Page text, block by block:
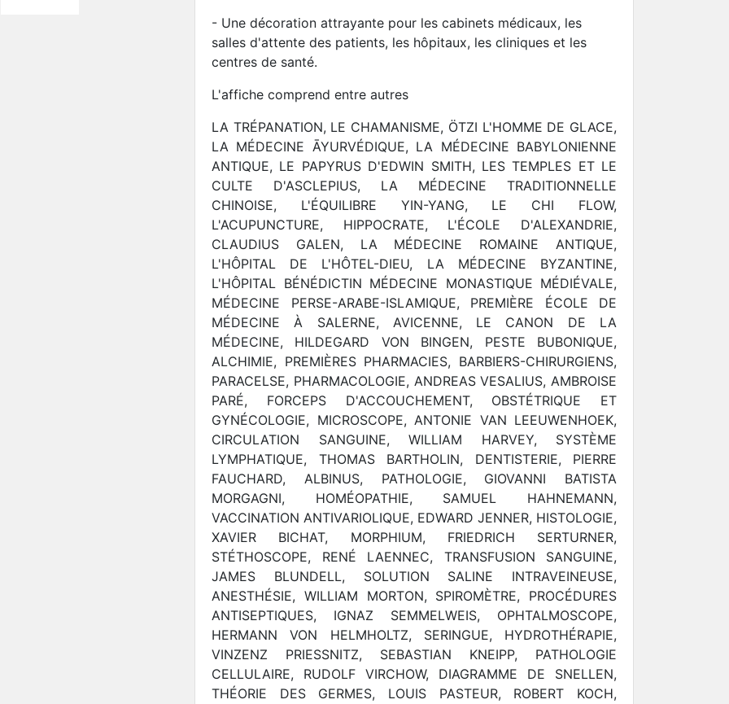
- Une décoration attrayante pour les cabinets médicaux, les
salles d'attente des patients, les hôpitaux, les cliniques et les
centres de santé.
L'affiche comprend entre autres
LA TRÉPANATION, LE CHAMANISME, ÖTZI L'HOMME DE GLACE,
LA MÉDECINE ĀYURVÉDIQUE, LA MÉDECINE BABYLONIENNE
ANTIQUE, LE PAPYRUS D'EDWIN SMITH, LES TEMPLES ET LE
CULTE D'ASCLEPIUS, LA MÉDECINE TRADITIONNELLE
CHINOISE, L'ÉQUILIBRE YIN-YANG, LE CHI FLOW,
L'ACUPUNCTURE, HIPPOCRATE, L'ÉCOLE D'ALEXANDRIE,
CLAUDIUS GALEN, LA MÉDECINE ROMAINE ANTIQUE,
L'HÔPITAL DE L'HÔTEL-DIEU, LA MÉDECINE BYZANTINE,
L'HÔPITAL BÉNÉDICTIN MÉDECINE MONASTIQUE MÉDIÉVALE,
MÉDECINE PERSE-ARABE-ISLAMIQUE, PREMIÈRE ÉCOLE DE
MÉDECINE À SALERNE, AVICENNE, LE CANON DE LA
MÉDECINE, HILDEGARD VON BINGEN, PESTE BUBONIQUE,
ALCHIMIE, PREMIÈRES PHARMACIES, BARBIERS-CHIRURGIENS,
PARACELSE, PHARMACOLOGIE, ANDREAS VESALIUS, AMBROISE
PARÉ, FORCEPS D'ACCOUCHEMENT, OBSTÉTRIQUE ET
GYNÉCOLOGIE, MICROSCOPE, ANTONIE VAN LEEUWENHOEK,
CIRCULATION SANGUINE, WILLIAM HARVEY, SYSTÈME
LYMPHATIQUE, THOMAS BARTHOLIN, DENTISTERIE, PIERRE
FAUCHARD, ALBINUS, PATHOLOGIE, GIOVANNI BATISTA
MORGAGNI, HOMÉOPATHIE, SAMUEL HAHNEMANN,
VACCINATION ANTIVARIOLIQUE, EDWARD JENNER, HISTOLOGIE,
XAVIER BICHAT, MORPHIUM, FRIEDRICH SERTURNER,
STÉTHOSCOPE, RENÉ LAENNEC, TRANSFUSION SANGUINE,
JAMES BLUNDELL, SOLUTION SALINE INTRAVEINEUSE,
ANESTHÉSIE, WILLIAM MORTON, SPIROMÈTRE, PROCÉDURES
ANTISEPTIQUES, IGNAZ SEMMELWEIS, OPHTALMOSCOPE,
HERMANN VON HELMHOLTZ, SERINGUE, HYDROTHÉRAPIE,
VINZENZ PRIESSNITZ, SEBASTIAN KNEIPP, PATHOLOGIE
CELLULAIRE, RUDOLF VIRCHOW, DIAGRAMME DE SNELLEN,
THÉORIE DES GERMES, LOUIS PASTEUR, ROBERT KOCH,